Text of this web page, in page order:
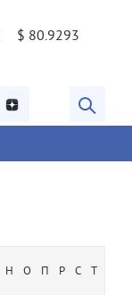
$ 80.9293
Н О П Р С
Т